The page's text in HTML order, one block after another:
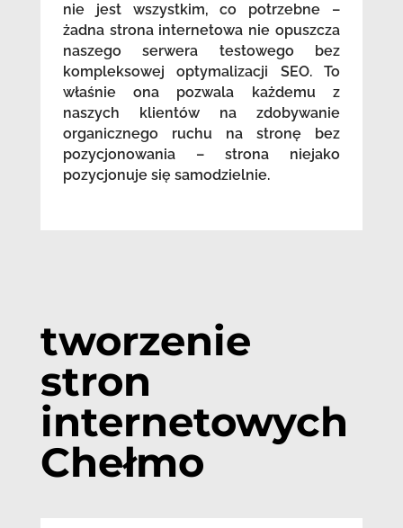
nie jest wszystkim, co potrzebne –
żadna strona internetowa nie opuszcza
naszego serwera testowego bez
kompleksowej optymalizacji SEO. To
właśnie ona pozwala każdemu z
naszych klientów na zdobywanie
organicznego ruchu na stronę bez
pozycjonowania – strona niejako
pozycjonuje się samodzielnie.
tworzenie
stron
internetowych
Chełmo